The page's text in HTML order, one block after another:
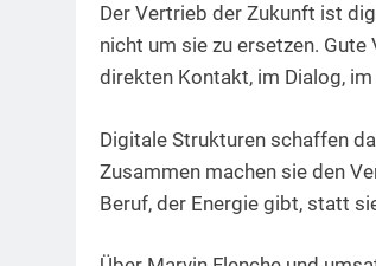
Der Vertrieb der Zukunft ist
nicht um sie zu ersetzen.
direkten Kontakt, im Dialog,
Digitale Strukturen schaffen
Zusammen machen sie den
Beruf, der Energie gibt, statt